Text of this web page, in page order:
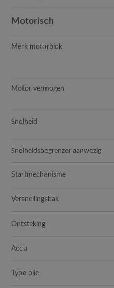
Motorisch
Merk motorblok
Motor vermogen
Snelheid
Snelheidsbegrenzer aanwezig
Startmechanisme
Versnellingsbak
Ontsteking
Accu
Type olie